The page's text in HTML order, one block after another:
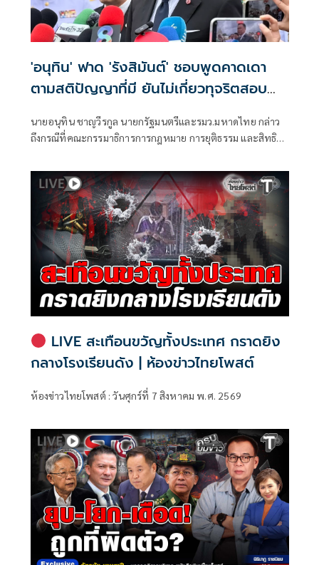
'อนุทิน' ฟาด 'รังสิมันต์' ชอบพูดคาดเดา
ตามสติปัญญาที่มี ยันไม่เกี่ยวทุจริตสอบ
นายอนุทิน ชาญวีรกูล นายกรัฐมนตรีและรมว.มหาดไทย กล่าว
ถึงกรณีที่คณะกรรมาธิการการกฎหมาย การยุติธรรม และสิทธิ
กรรมาธิการ มีการอ้างชื่อนายกรัฐมนตรี เข้าไปเกี่ยวข้องกับการ
ทุจริตสอบท้องถิ่น
LIVE สะเทือนขวัญทั้งประเทศ กราดยิง
กลางโรงเรียนดัง | ห้องข่าวไทยโพสต์
ห้องข่าวไทยโพสต์ : วันศุกร์ที่ 7 สิงหาคม พ.ศ. 2569